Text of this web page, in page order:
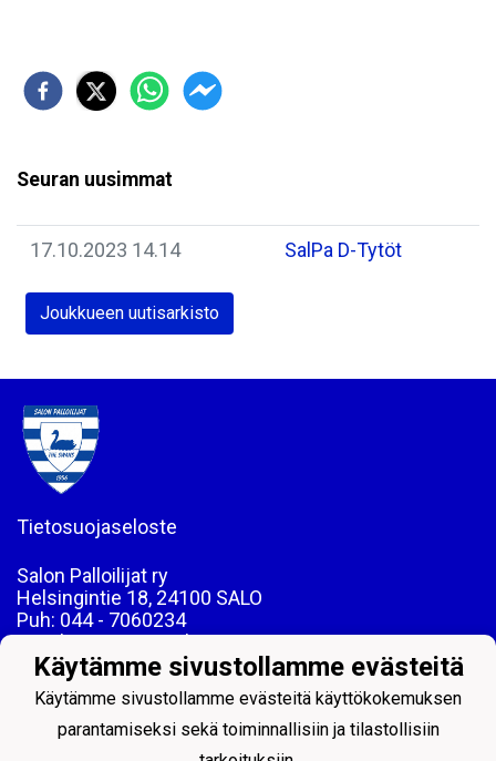
Seuran uusimmat
17.10.2023 14.14 SalPa D-Tytöt
Joukkueen uutisarkisto
Tietosuojaseloste
Salon Palloilijat ry
Helsingintie 18, 24100 SALO
Puh: 044 - 7060234
email: toimisto@salpa.net
LY 0139538-2
Käytämme sivustollamme evästeitä
Käytämme sivustollamme evästeitä käyttökokemuksen
parantamiseksi sekä toiminnallisiin ja tilastollisiin